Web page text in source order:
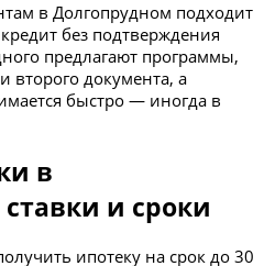
в Долгопрудном подходит
без подтверждения
предлагают программы,
второго документа, а
быстро — иногда в
в
и сроки
ипотеку на срок до 30